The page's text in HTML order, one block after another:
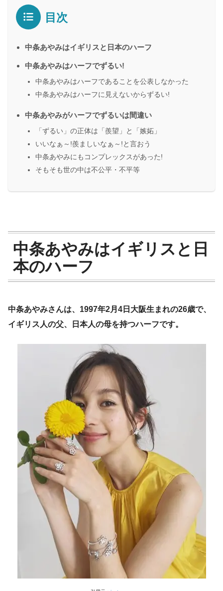
目次
中条あやみはイギリスと日本のハーフ
中条あやみはハーフでずるい!
中条あやみはハーフであることを公表しなかった
中条あやみはハーフに見えないからずるい!
中条あやみがハーフでずるいは間違い
「ずるい」の正体は「羨望」と「嫉妬」
いいなぁ～!羨ましいなぁ～!と言おう
中条あやみにもコンプレックスがあった!
そもそも世の中は不公平・不平等
中条あやみはイギリスと日
本のハーフ
中条あやみさんは、1997年2月4日大阪生まれの26歳で、
イギリス人の父、日本人の母を持つハーフです。